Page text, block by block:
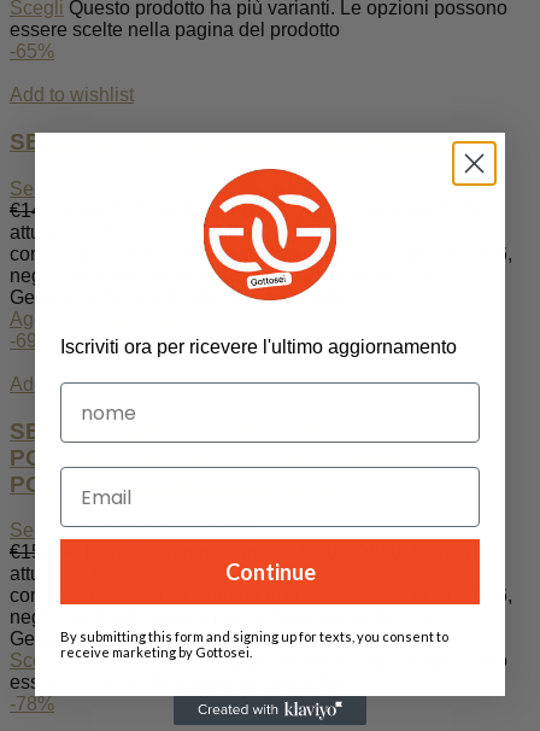
Scegli Questo prodotto ha più varianti. Le opzioni possono
essere scelte nella pagina del prodotto
-65%
Add to wishlist
SEDIA FLY METACRILATO TRASPARENTE
Sedie
Sedie in polipropilene
€142.00 Il prezzo originale era: €142.00.
attuale è: €49.00.
consegna gratuita, stimata da Ago 12, 2026 - Ago 21, 2026,
negli Stati Uniti, Italia, Francia, Spagna, Portogallo,
Germania, Belgio, Malta e Regno Unito
Aggiungi al carrello
-69%
Add to wishlist
SEDIA COSETTE / CORDA IN
POLIPROPISEDIA FANTINE/ CORDA IN
POLIPROPILENELENE (Copia)
Sedie , Sedie in polipropilene
€157.00
attuale è: €49.00.
consegna gratuita, stimata da Ago 12, 2026 - Ago 21, 2026,
negli Stati Uniti, Italia, Francia, Spagna, Portogallo,
Germania, Belgio, Malta e Regno Unito
Scegli Questo prodotto ha più varianti. Le opzioni possono
essere scelte nella pagina del prodotto
-78%
Iscriviti ora per ricevere l'ultimo aggiornamento
Continue
By submitting this form and signing up for texts, you consent to
receive marketing by Gottosei.